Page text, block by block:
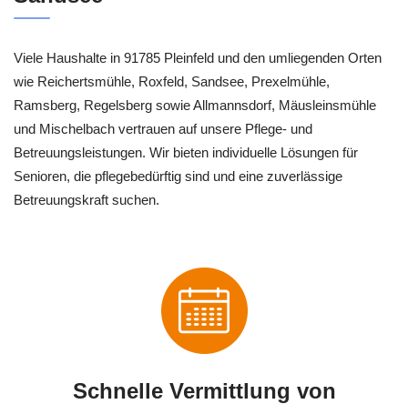
Viele Haushalte in 91785 Pleinfeld und den umliegenden Orten
wie Reichertsmühle, Roxfeld, Sandsee, Prexelmühle,
Ramsberg, Regelsberg sowie Allmannsdorf, Mäusleinsmühle
und Mischelbach vertrauen auf unsere Pflege- und
Betreuungsleistungen. Wir bieten individuelle Lösungen für
Senioren, die pflegebedürftig sind und eine zuverlässige
Betreuungskraft suchen.
Schnelle Vermittlung von